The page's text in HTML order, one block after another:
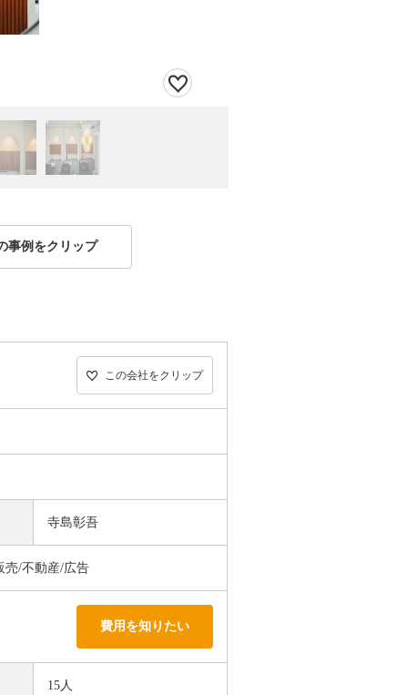
事例をクリップ
この会社をクリップ
寺島彰吾
売/不動産/広告
費用を知りたい
15人